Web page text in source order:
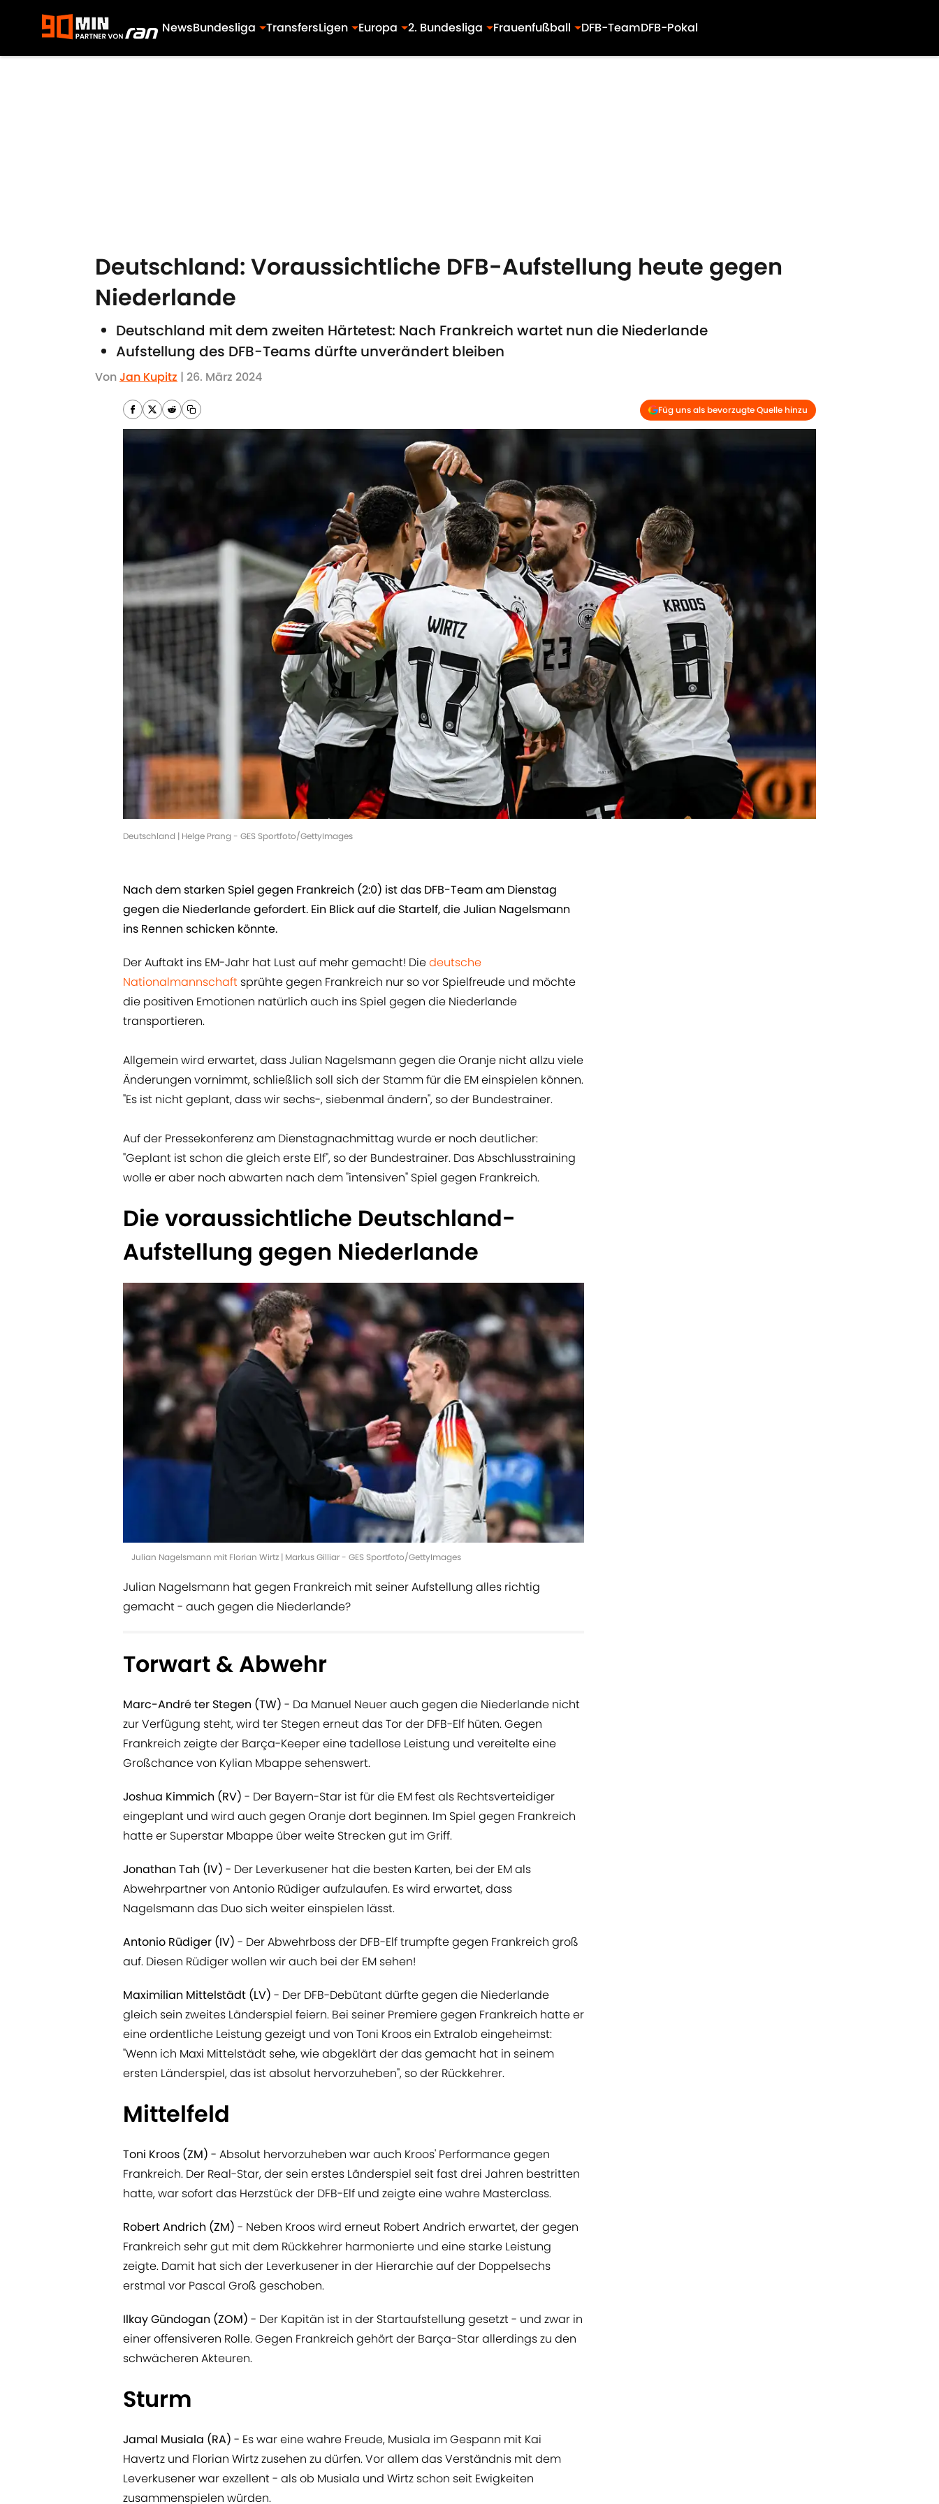
NewsBundesliga TransfersLigen Europa 2. Bundesliga Frauenfußball DFB-TeamDFB-Pokal
Deutschland: Voraussichtliche DFB-Aufstellung heute gegen
Niederlande
Deutschland mit dem zweiten Härtetest: Nach Frankreich wartet nun die Niederlande
Aufstellung des DFB-Teams dürfte unverändert bleiben
VonJan Kupitz | 26. März 2024
Füg uns als bevorzugte Quelle hinzu
Deutschland | Helge Prang - GES Sportfoto/GettyImages
Nach dem starken Spiel gegen Frankreich (2:0) ist das DFB-Team am Dienstag
gegen die Niederlande gefordert. Ein Blick auf die Startelf, die Julian Nagelsmann
ins Rennen schicken könnte.
Der Auftakt ins EM-Jahr hat Lust auf mehr gemacht! Diedeutsche
Nationalmannschaft sprühte gegen Frankreich nur so vor Spielfreude und möchte
die positiven Emotionen natürlich auch ins Spiel gegen die Niederlande
transportieren.
Allgemein wird erwartet, dass Julian Nagelsmann gegen die Oranje nicht allzu viele
Änderungen vornimmt, schließlich soll sich der Stamm für die EM einspielen können.
"Es ist nicht geplant, dass wir sechs-, siebenmal ändern", so der Bundestrainer.
Auf der Pressekonferenz am Dienstagnachmittag wurde er noch deutlicher:
"Geplant ist schon die gleich erste Elf", so der Bundestrainer. Das Abschlusstraining
wolle er aber noch abwarten nach dem "intensiven" Spiel gegen Frankreich.
Die voraussichtliche Deutschland-
Aufstellung gegen Niederlande
Julian Nagelsmann mit Florian Wirtz | Markus Gilliar - GES Sportfoto/GettyImages
Julian Nagelsmann hat gegen Frankreich mit seiner Aufstellung alles richtig
gemacht - auch gegen die Niederlande?
Torwart & Abwehr
Marc-André ter Stegen (TW) - Da Manuel Neuer auch gegen die Niederlande nicht
zur Verfügung steht, wird ter Stegen erneut das Tor der DFB-Elf hüten. Gegen
Frankreich zeigte der Barça-Keeper eine tadellose Leistung und vereitelte eine
Großchance von Kylian Mbappe sehenswert.
Joshua Kimmich (RV) - Der Bayern-Star ist für die EM fest als Rechtsverteidiger
eingeplant und wird auch gegen Oranje dort beginnen. Im Spiel gegen Frankreich
hatte er Superstar Mbappe über weite Strecken gut im Griff.
Jonathan Tah (IV) - Der Leverkusener hat die besten Karten, bei der EM als
Abwehrpartner von Antonio Rüdiger aufzulaufen. Es wird erwartet, dass
Nagelsmann das Duo sich weiter einspielen lässt.
Antonio Rüdiger (IV) - Der Abwehrboss der DFB-Elf trumpfte gegen Frankreich groß
auf. Diesen Rüdiger wollen wir auch bei der EM sehen!
Maximilian Mittelstädt (LV) - Der DFB-Debütant dürfte gegen die Niederlande
gleich sein zweites Länderspiel feiern. Bei seiner Premiere gegen Frankreich hatte er
eine ordentliche Leistung gezeigt und von Toni Kroos ein Extralob eingeheimst:
"Wenn ich Maxi Mittelstädt sehe, wie abgeklärt der das gemacht hat in seinem
ersten Länderspiel, das ist absolut hervorzuheben", so der Rückkehrer.
Mittelfeld
Toni Kroos (ZM) - Absolut hervorzuheben war auch Kroos' Performance gegen
Frankreich. Der Real-Star, der sein erstes Länderspiel seit fast drei Jahren bestritten
hatte, war sofort das Herzstück der DFB-Elf und zeigte eine wahre Masterclass.
Robert Andrich (ZM) - Neben Kroos wird erneut Robert Andrich erwartet, der gegen
Frankreich sehr gut mit dem Rückkehrer harmonierte und eine starke Leistung
zeigte. Damit hat sich der Leverkusener in der Hierarchie auf der Doppelsechs
erstmal vor Pascal Groß geschoben.
Ilkay Gündogan (ZOM) - Der Kapitän ist in der Startaufstellung gesetzt - und zwar in
einer offensiveren Rolle. Gegen Frankreich gehört der Barça-Star allerdings zu den
schwächeren Akteuren.
Sturm
Jamal Musiala (RA) - Es war eine wahre Freude, Musiala im Gespann mit Kai
Havertz und Florian Wirtz zusehen zu dürfen. Vor allem das Verständnis mit dem
Leverkusener war exzellent - als ob Musiala und Wirtz schon seit Ewigkeiten
zusammenspielen würden.